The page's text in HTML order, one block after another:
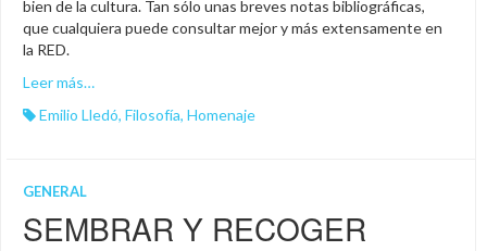
bien de la cultura. Tan sólo unas breves notas bibliográficas,
que cualquiera puede consultar mejor y más extensamente en
la RED.
Leer más…
Emilio Lledó, Filosofía, Homenaje
GENERAL
SEMBRAR Y RECOGER